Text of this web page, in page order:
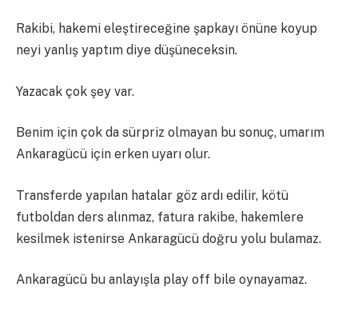
Rakibi, hakemi eleştireceğine şapkayı önüne koyup
neyi yanlış yaptım diye düşüneceksin.
Yazacak çok şey var.
Benim için çok da sürpriz olmayan bu sonuç, umarım
Ankaragücü için erken uyarı olur.
Transferde yapılan hatalar göz ardı edilir, kötü
futboldan ders alınmaz, fatura rakibe, hakemlere
kesilmek istenirse Ankaragücü doğru yolu bulamaz.
Ankaragücü bu anlayışla play off bile oynayamaz.